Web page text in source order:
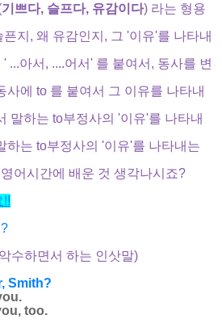
기쁘다, 슬프다, 유감이다) 라는 형용
지, 왜 유감인지, 그 '이유'를 나타내
...아서, ....어서' 를 붙여서, 동사를 변
사에 to 를 붙여서 그 이유를 나타내
말하는 to부정사의 '이유'를 나타내
하는 to부정사의 '이유'를 나타내는
어시간에 배운 것 생각나시죠?
!!
수하면서 하는 인삿말)
Smith?
too.